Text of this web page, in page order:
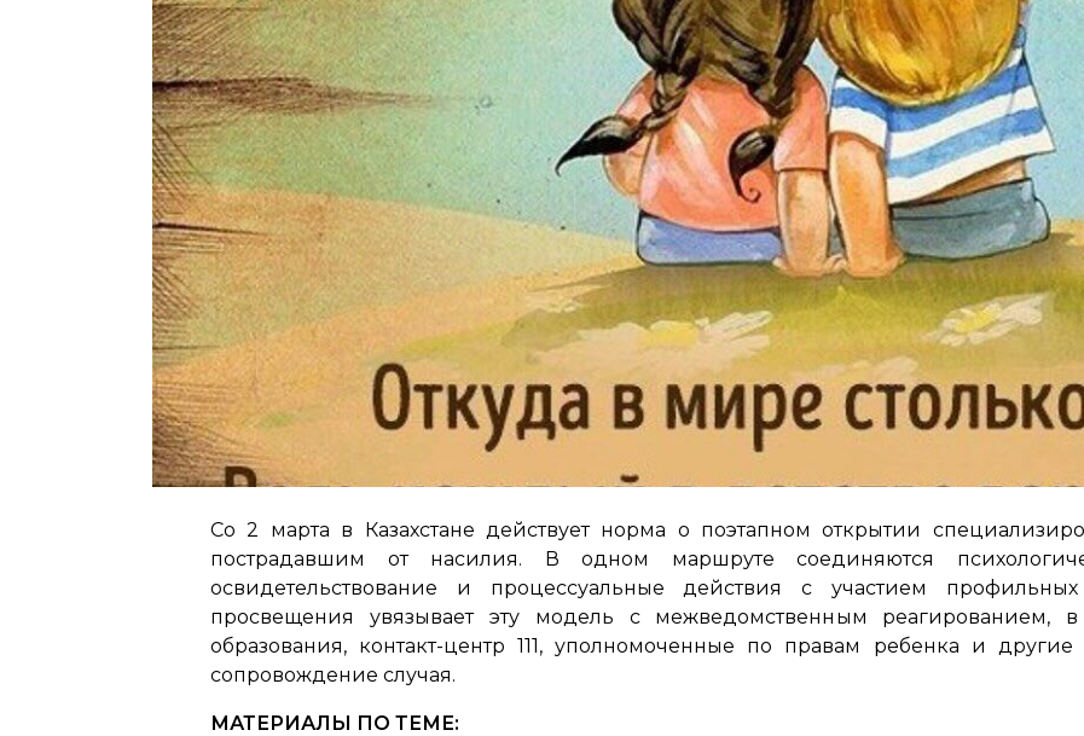
Со 2 марта в Казахстане действует норма о поэтапном открытии
пострадавшим от насилия. В одном маршруте соединяются
освидетельствование и процессуальные действия с участием профильных
просвещения увязывает эту модель с межведомственным реагированием, в
образования, контакт-центр 111, уполномоченные по правам ребенка и другие
сопровождение случая.
МАТЕРИАЛЫ ПО ТЕМЕ: